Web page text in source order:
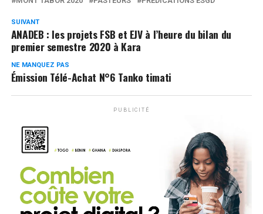
SUIVANT
ANADEB : les projets FSB et EJV à l’heure du bilan du
premier semestre 2020 à Kara
NE MANQUEZ PAS
Émission Télé-Achat N°6 Tanko timati
PUBLICITÉ